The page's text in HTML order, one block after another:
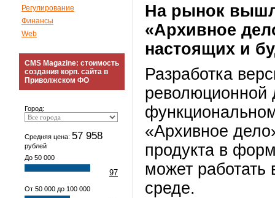
Регулирование
Финансы
Web
CMS Magazine: стоимость
создания корп. сайта в
Приволжском ФО
Город:
Средняя цена: 57 958
рублей
До 50 000
97
От 50 000 до 100 000
На рынок
«Архивное
настоящих и
Разработка
революционной
«Архивное
продукта в
может
среде.